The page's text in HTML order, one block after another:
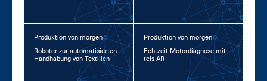
Produktion von morgen
Ro­bo­ter zur au­to­ma­ti­sier­ten
Hand­ha­bung von Tex­ti­li­en
Produktion von morgen
Echt­zeit-Mo­tor­dia­gno­se mit­
tels AR